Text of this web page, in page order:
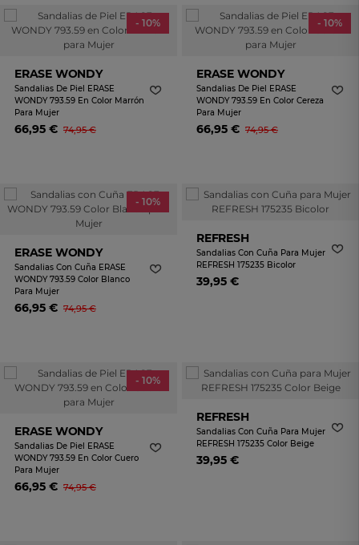
- 10%
ERASE WONDY
Sandalias De Piel ERASE
WONDY 793.59 En Color Marrón
Para Mujer
66,95 € 74,95 €
- 10%
ERASE WONDY
Sandalias De Piel ERASE
WONDY 793.59 En Color Cereza
Para Mujer
66,95 € 74,95 €
- 10%
ERASE WONDY
Sandalias Con Cuña ERASE
WONDY 793.59 Color Blanco
Para Mujer
66,95 € 74,95 €
REFRESH
Sandalias Con Cuña Para Mujer
REFRESH 175235 Bicolor
39,95 €
- 10%
ERASE WONDY
Sandalias De Piel ERASE
WONDY 793.59 En Color Cuero
Para Mujer
66,95 € 74,95 €
REFRESH
Sandalias Con Cuña Para Mujer
REFRESH 175235 Color Beige
39,95 €